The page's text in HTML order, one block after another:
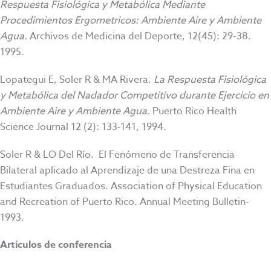
Respuesta Fisiológica y Metabólica Mediante
Procedimientos Ergometricos: Ambiente Aire y Ambiente
Agua. Archivos de Medicina del Deporte, 12(45): 29-38.
1995.
Lopategui E, Soler R & MA Rivera. La Respuesta Fisiológica
y Metabólica del Nadador Competitivo durante Ejercicio en
Ambiente Aire y Ambiente Agua. Puerto Rico Health
Science Journal 12 (2): 133-141, 1994.
Soler R & LO Del Río. El Fenómeno de Transferencia
Bilateral aplicado al Aprendizaje de una Destreza Fina en
Estudiantes Graduados. Association of Physical Education
and Recreation of Puerto Rico. Annual Meeting Bulletin-
1993.
Artículos de conferencia